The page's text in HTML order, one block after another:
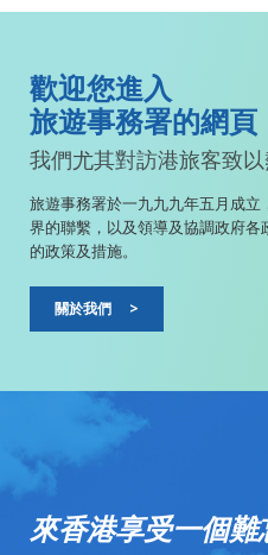
歡迎您進入
旅遊事務署的網頁
我們尤其對訪港旅客致
旅遊事務署於一九九九年五月成
界的聯繫，以及領導及協調政府
的政策及措施。
關於我們 >
來香港享受一個難